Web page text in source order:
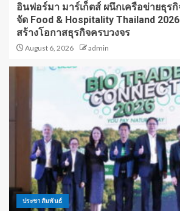
อินฟอร์มา มาร์เก็ตส์ ผนึกเครือข่ายธุร
จัด Food & Hospitality Thailand
สร้างโอกาสธุรกิจครบวงจร
August 6, 2026 admin
ประชาสัมพันธ์